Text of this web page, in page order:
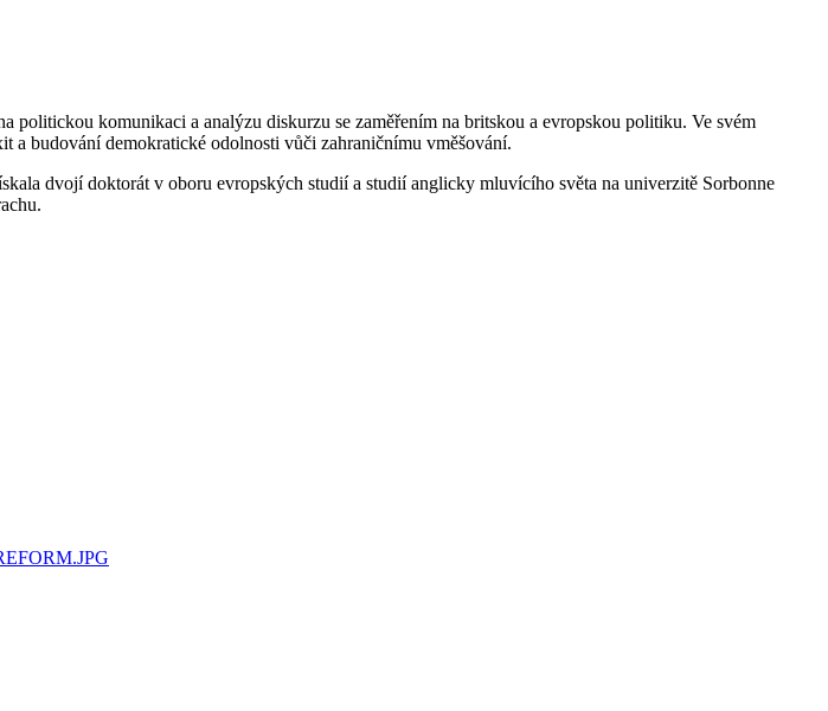
komunikaci a analýzu diskurzu se zaměřením na britskou a evropskou politiku. Ve svém
budování demokratické odolnosti vůči zahraničnímu vměšování.
dvojí doktorát v oboru evropských studií a studií anglicky mluvícího světa na univerzitě Sorbonne